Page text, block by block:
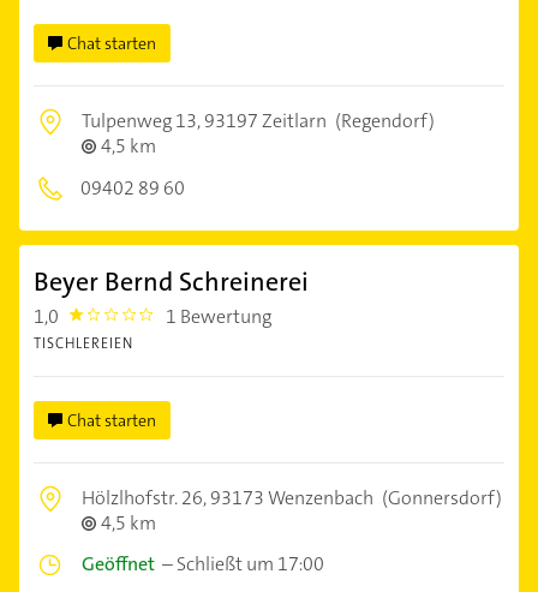
Chat starten
Tulpenweg 13,93197 Zeitlarn (Regendorf)
4,5 km
09402 89 60
Beyer Bernd Schreinerei
1,0 1.0 1 Bewertung
TISCHLEREIEN
Chat starten
Hölzlhofstr. 26,93173 Wenzenbach (Gonnersdorf)
4,5 km
Geöffnet –Schließt um 17:00